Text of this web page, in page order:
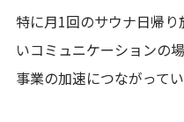
特に月1回のサウナ日帰
いコミュニケーションの
事業の加速につながってい